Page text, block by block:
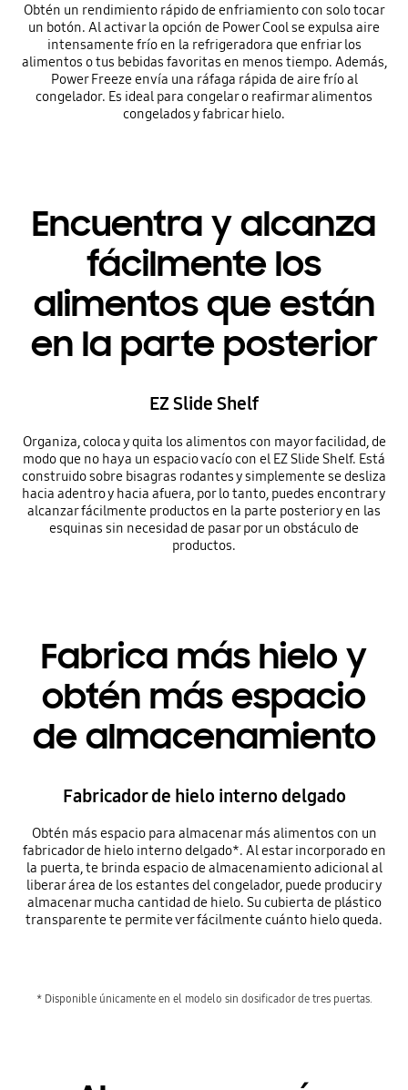
Obtén un rendimiento rápido de enfriamiento con solo tocar
un botón. Al activar la opción de Power Cool se expulsa aire
intensamente frío en la refrigeradora que enfriar los
alimentos o tus bebidas favoritas en menos tiempo. Además,
Power Freeze envía una ráfaga rápida de aire frío al
congelador. Es ideal para congelar o reafirmar alimentos
congelados y fabricar hielo.
Encuentra y alcanza
fácilmente los
alimentos que están
en la parte posterior
EZ Slide Shelf
Organiza, coloca y quita los alimentos con mayor facilidad, de
modo que no haya un espacio vacío con el EZ Slide Shelf. Está
construido sobre bisagras rodantes y simplemente se desliza
hacia adentro y hacia afuera, por lo tanto, puedes encontrar y
alcanzar fácilmente productos en la parte posterior y en las
esquinas sin necesidad de pasar por un obstáculo de
productos.
Fabrica más hielo y
obtén más espacio
de almacenamiento
Fabricador de hielo interno delgado
Obtén más espacio para almacenar más alimentos con un
fabricador de hielo interno delgado*. Al estar incorporado en
la puerta, te brinda espacio de almacenamiento adicional al
liberar área de los estantes del congelador, puede producir y
almacenar mucha cantidad de hielo. Su cubierta de plástico
transparente te permite ver fácilmente cuánto hielo queda.
* Disponible únicamente en el modelo sin dosificador de tres puertas.